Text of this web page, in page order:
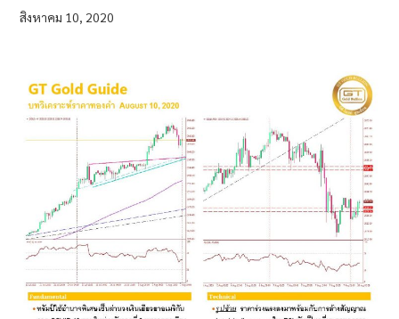
สิงหาคม 10, 2020